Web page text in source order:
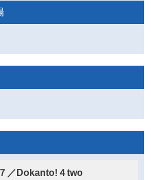
／Dokanto!４two